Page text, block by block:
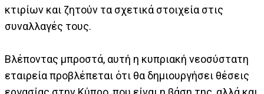
κτιρίων και ζητούν τα σχετικά στοιχεία στις
συναλλαγές τους.
Βλέποντας μπροστά, αυτή η κυπριακή νεοσύστατη
εταιρεία προβλέπεται ότι θα δημιουργήσει θέσεις